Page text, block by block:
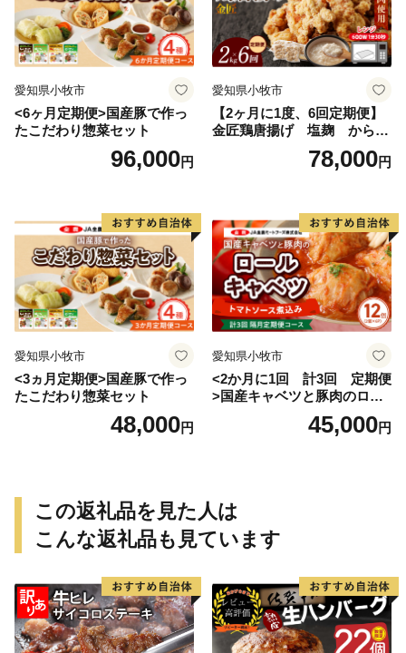
愛知県小牧市
<6ヶ月定期便>国産豚で作っ
たこだわり惣菜セット
96,000円
愛知県小牧市
【2ヶ月に1度、6回定期便】
金匠鶏唐揚げ 塩麹 からあ
78,000円
愛知県小牧市
<3ヵ月定期便>国産豚で作っ
たこだわり惣菜セット
48,000円
愛知県小牧市
<2か月に1回 計3回 定期便
>国産キャベツと豚肉のロー
ルキャベツ（6P入り）
45,000円
この返礼品を見た人は
こんな返礼品も見ています